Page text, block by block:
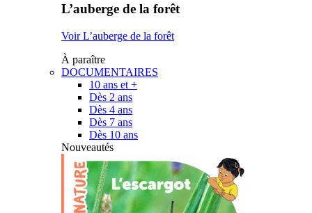
L’auberge de la forêt
Voir L’auberge de la forêt
À paraître
DOCUMENTAIRES
10 ans et +
Dès 2 ans
Dès 4 ans
Dès 7 ans
Dès 10 ans
Nouveautés